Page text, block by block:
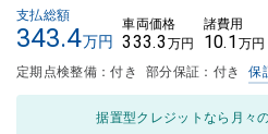
支払総額
343.4万円
車両価格
333.3 万円
諸費用
10.1 万円
定期点検整備：付き 部分保証：付き 保
据置型クレジットなら月々